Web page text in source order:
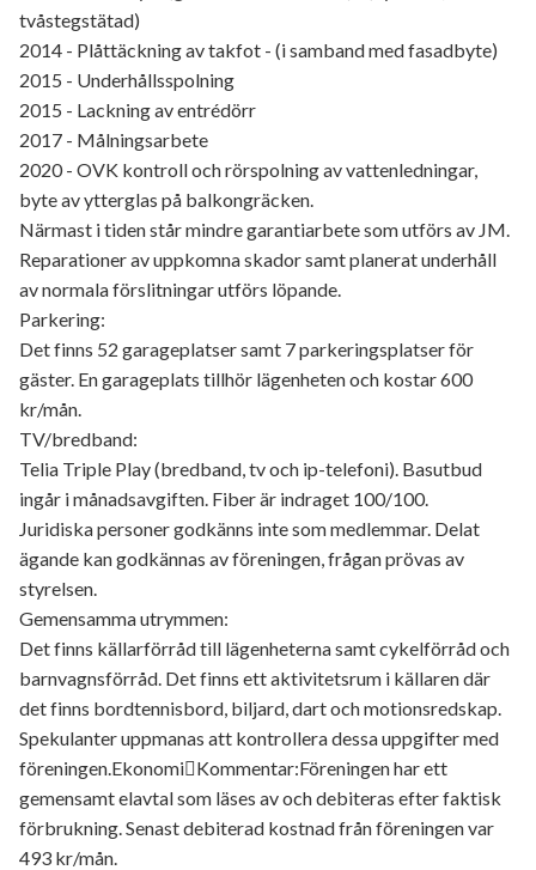
tvåstegstätad)
2014 - Plåttäckning av takfot - (i samband med fasadbyte)
2015 - Underhållsspolning
2015 - Lackning av entrédörr
2017 - Målningsarbete
2020 - OVK kontroll och rörspolning av vattenledningar,
byte av ytterglas på balkongräcken.
Närmast i tiden står mindre garantiarbete som utförs av JM.
Reparationer av uppkomna skador samt planerat underhåll
av normala förslitningar utförs löpande.
Parkering:
Det finns 52 garageplatser samt 7 parkeringsplatser för
gäster. En garageplats tillhör lägenheten och kostar 600
kr/mån.
TV/bredband:
Telia Triple Play (bredband, tv och ip-telefoni). Basutbud
ingår i månadsavgiften. Fiber är indraget 100/100.
Juridiska personer godkänns inte som medlemmar. Delat
ägande kan godkännas av föreningen, frågan prövas av
styrelsen.
Gemensamma utrymmen:
Det finns källarförråd till lägenheterna samt cykelförråd och
barnvagnsförråd. Det finns ett aktivitetsrum i källaren där
det finns bordtennisbord, biljard, dart och motionsredskap.
Spekulanter uppmanas att kontrollera dessa uppgifter med
föreningen.EkonomiKommentar:Föreningen har ett
gemensamt elavtal som läses av och debiteras efter faktisk
förbrukning. Senast debiterad kostnad från föreningen var
493 kr/mån.